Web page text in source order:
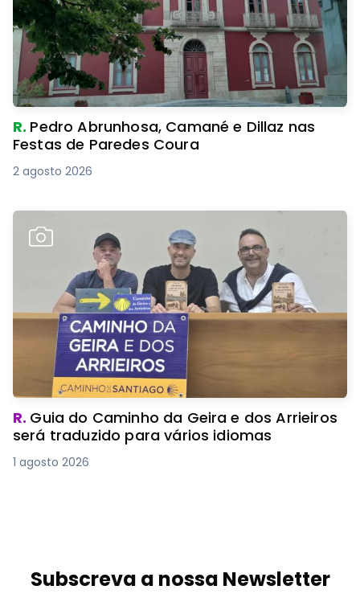
R. Pedro Abrunhosa, Camané e Dillaz nas
Festas de Paredes Coura
2 agosto 2026
R. Guia do Caminho da Geira e dos Arrieiros
será traduzido para vários idiomas
1 agosto 2026
Subscreva a nossa Newsletter